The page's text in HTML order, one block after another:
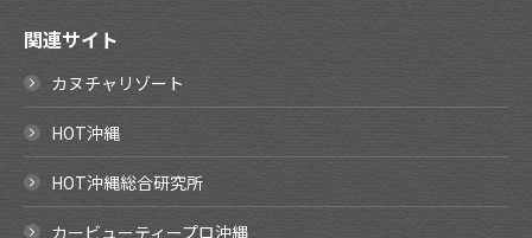
関連サイト
カヌチャリゾート
HOT沖縄
HOT沖縄総合研究所
カービューティープロ沖縄